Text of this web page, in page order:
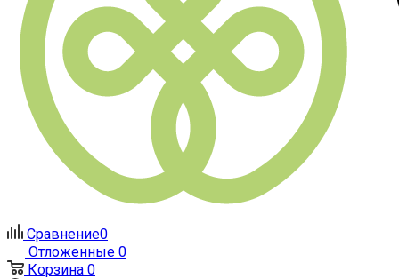
Сравнение0
Отложенные 0
Корзина 0